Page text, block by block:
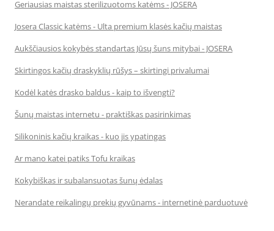
Geriausias maistas sterilizuotoms katėms - JOSERA
Josera Classic katėms - Ulta premium klasės kačių maistas
Aukščiausios kokybės standartas Jūsų šuns mitybai - JOSERA
Skirtingos kačių draskyklių rūšys – skirtingi privalumai
Kodėl katės drasko baldus - kaip to išvengti?
Šunų maistas internetu - praktiškas pasirinkimas
Silikoninis kačių kraikas - kuo jis ypatingas
Ar mano katei patiks Tofu kraikas
Kokybiškas ir subalansuotas šunų ėdalas
Nerandate reikalingų prekių gyvūnams - internetinė parduotuvė